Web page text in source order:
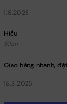
1.5.2025
Hiếu
50cm
Giao hàng nhanh,
16.3.2025